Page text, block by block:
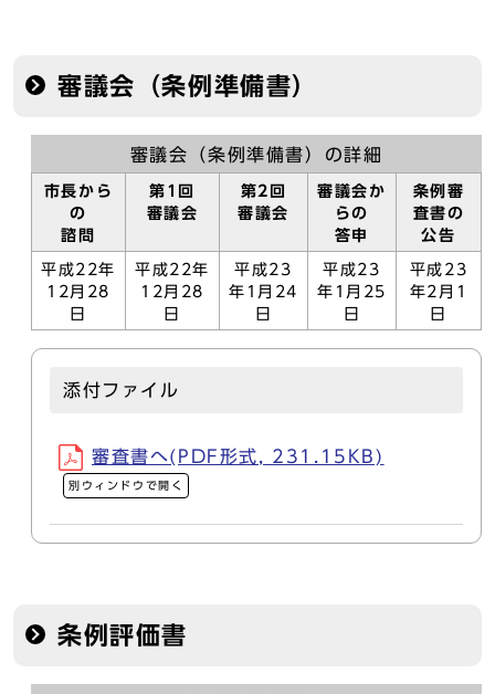
審議会（条例準備書）
審議会（条例準備書）の詳細
市長から
の
諮問
第1回
審議会
第2回
審議会
審議会か
らの
答申
条例審
査書の
公告
平成22年
12月28
日
平成22年
12月28
日
平成23
年1月24
日
平成23
年1月25
日
平成23
年2月1
日
添付ファイル
審査書へ(PDF形式, 231.15KB)
別ウィンドウで開く
条例評価書